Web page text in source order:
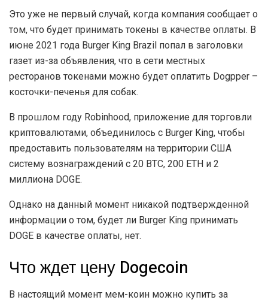
Это уже не первый случай, когда компания сообщает о
том, что будет принимать токены в качестве оплаты. В
июне 2021 года Burger King Brazil попал в заголовки
газет из-за объявления, что в сети местных
ресторанов токенами можно будет оплатить Dogpper –
косточки-печенья для собак.
В прошлом году Robinhood, приложение для торговли
криптовалютами, объединилось с Burger King, чтобы
предоставить пользователям на территории США
систему вознаграждений с 20 BTC, 200 ETH и 2
миллиона DOGE.
Однако на данный момент никакой подтвержденной
информации о том, будет ли Burger King принимать
DOGE в качестве оплаты, нет.
Что ждет цену Dogecoin
В настоящий момент мем-коин можно купить за